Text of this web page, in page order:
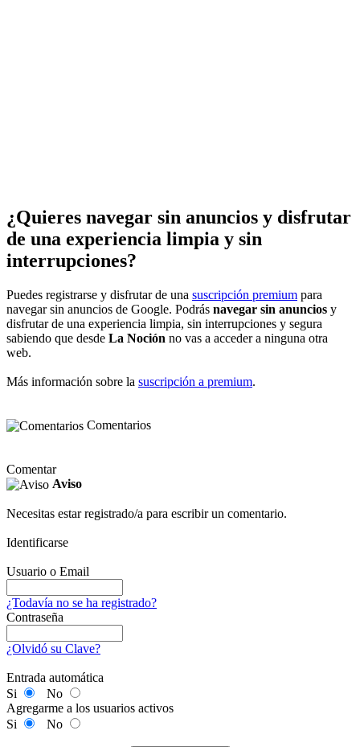
¿Quieres navegar sin anuncios y disfrutar
de una experiencia limpia y sin
interrupciones?
Puedes registrarse y disfrutar de una suscripción premium para
navegar sin anuncios de Google. Podrás navegar sin anuncios y
disfrutar de una experiencia limpia, sin interrupciones y segura
sabiendo que desde La Noción no vas a acceder a ninguna otra
web.
Más información sobre la suscripción a premium.
Comentarios
Comentar
Aviso
Necesitas estar registrado/a para escribir un comentario.
Identificarse
Usuario o Email
¿Todavía no se ha registrado?
Contraseña
¿Olvidó su Clave?
Entrada automática
Si
No
Agregarme a los usuarios activos
Si
No